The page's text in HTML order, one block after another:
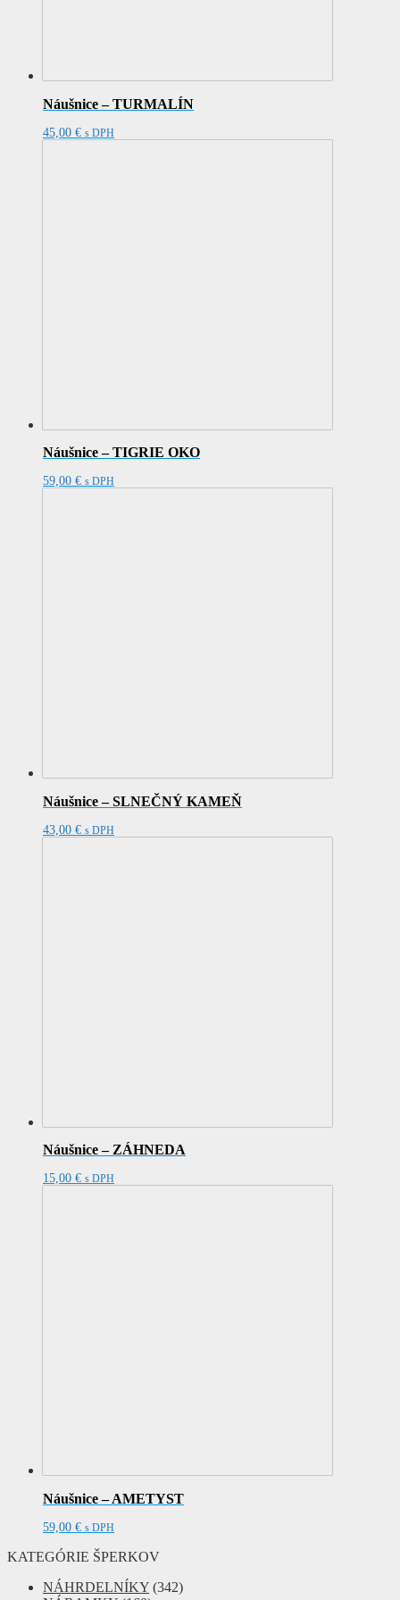
Náušnice – TURMALÍN
45,00 € s DPH
Náušnice – TIGRIE OKO
59,00 € s DPH
Náušnice – SLNEČNÝ KAMEŇ
43,00 € s DPH
Náušnice – ZÁHNEDA
15,00 € s DPH
Náušnice – AMETYST
59,00 € s DPH
KATEGÓRIE ŠPERKOV
NÁHRDELNÍKY (342)